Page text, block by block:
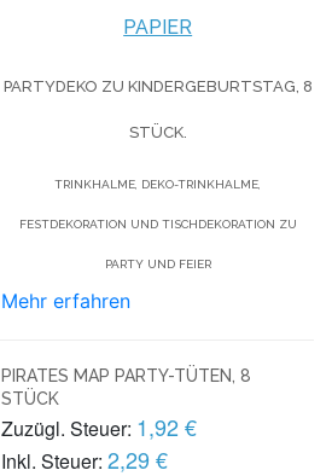
PAPIER
PARTYDEKO ZU KINDERGEBURTSTAG, 8
STÜCK.
TRINKHALME, DEKO-TRINKHALME,
FESTDEKORATION UND TISCHDEKORATION ZU
PARTY UND FEIER
Mehr erfahren
PIRATES MAP PARTY-TÜTEN, 8
STÜCK
Zuzügl. Steuer: 1,92 €
Inkl. Steuer: 2,29 €